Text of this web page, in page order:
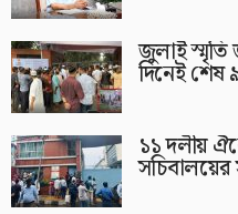
জুলাই স্মৃতি
দিনেই শেষ
১১ দলীয়